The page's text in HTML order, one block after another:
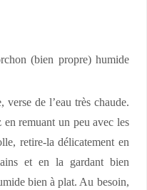
(bien propre) humide
verse de l’eau très chaude.
remuant un peu avec les
retire-la délicatement en
et en la gardant bien
bien à plat. Au besoin,